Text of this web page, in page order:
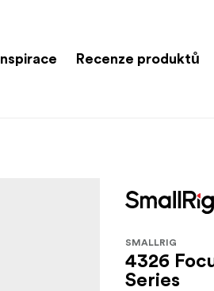
Inspirace Recenze produktů
SMALLRIG
4326
Series